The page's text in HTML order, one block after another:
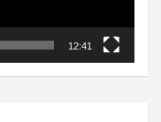
12:41